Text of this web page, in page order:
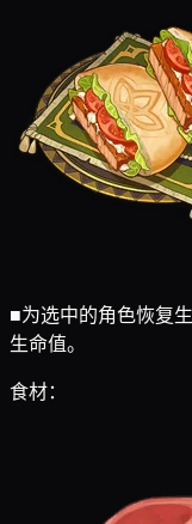
■为选中的角色恢复
生命值。
食材：